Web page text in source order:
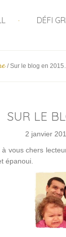
DÉFI
/Sur le blog en
SUR LE
2 janvier
vous chers
épanoui.